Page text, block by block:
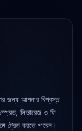
3d
জন্য আপনার বিশ্বস্ত
লিভারেজ ও ফি
ট্রেড করতে পারেন।